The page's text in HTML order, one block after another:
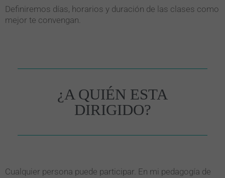
Definiremos días, horarios y duración de las clases como
mejor te convengan.
¿A QUIÉN ESTA
DIRIGIDO?
Cualquier persona puede participar. En mi pedagogía de